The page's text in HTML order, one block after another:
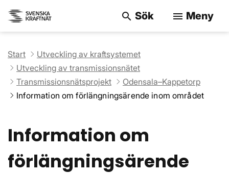
search Sök menu Meny
Start
Utveckling av kraftsystemet
Utveckling av transmissionsnätet
Transmissionsnätsprojekt
Odensala–Kappetorp
Information om förlängningsärende inom området
Information om
förlängningsärende